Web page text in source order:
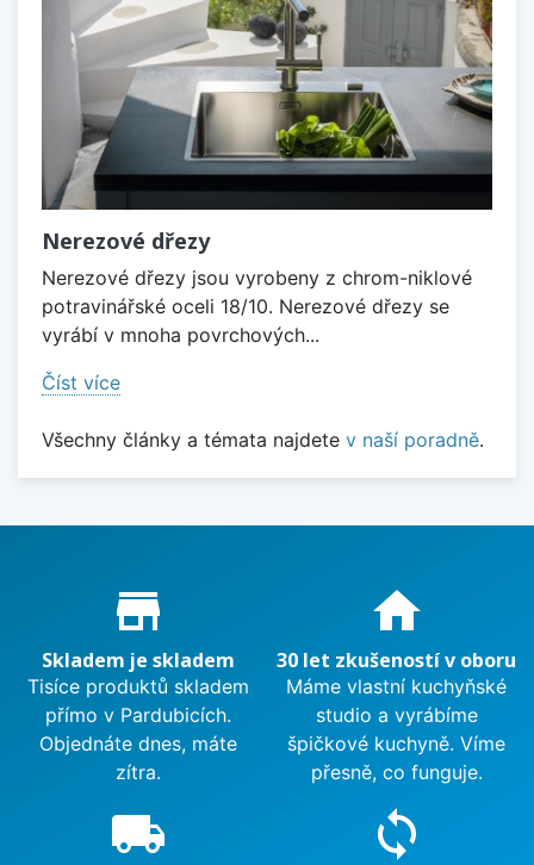
Nerezové dřezy
Nerezové dřezy jsou vyrobeny z chrom-niklové
potravinářské oceli 18/10. Nerezové dřezy se
vyrábí v mnoha povrchových...
Číst více
Všechny články a témata najdete v naší poradně.
Proč nakupovat u nás?
store_mall_directory
Skladem je skladem
Tisíce produktů skladem
přímo v Pardubicích.
Objednáte dnes, máte
zítra.
home
30 let zkušeností v oboru
Máme vlastní kuchyňské
studio a vyrábíme
špičkové kuchyně. Víme
přesně, co funguje.
local_shipping sync